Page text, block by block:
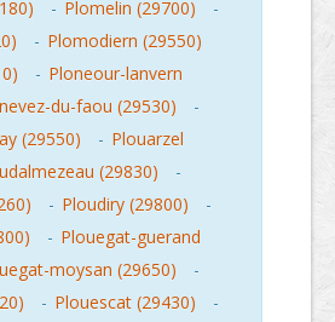
- Plomelin (29700)
-
- Plomodiern (29550)
- Ploneour-lanvern
du-faou (29530)
-
(29550)
- Plouarzel
(29830)
-
- Ploudiry (29800)
-
- Plouegat-guerand
moysan (29650)
-
- Plouescat (29430)
-